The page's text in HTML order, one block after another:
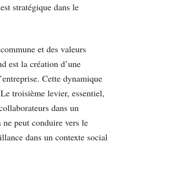
stratégique dans le
et des valeurs
est la création d’une
Cette dynamique
troisième levier, essentiel,
dans un
peut conduire vers le
dans un contexte social